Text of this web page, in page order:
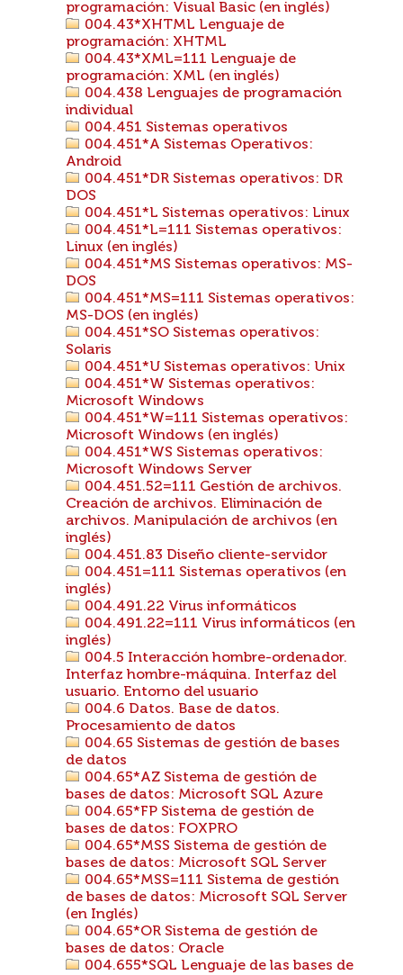
programación: Visual Basic (en inglés)
004.43*XHTML Lenguaje de
programación: XHTML
004.43*XML=111 Lenguaje de
programación: XML (en inglés)
004.438 Lenguajes de programación
individual
004.451 Sistemas operativos
004.451*A Sistemas Operativos:
Android
004.451*DR Sistemas operativos: DR
DOS
004.451*L Sistemas operativos: Linux
004.451*L=111 Sistemas operativos:
Linux (en inglés)
004.451*MS Sistemas operativos: MS-
DOS
004.451*MS=111 Sistemas operativos:
MS-DOS (en inglés)
004.451*SO Sistemas operativos:
Solaris
004.451*U Sistemas operativos: Unix
004.451*W Sistemas operativos:
Microsoft Windows
004.451*W=111 Sistemas operativos:
Microsoft Windows (en inglés)
004.451*WS Sistemas operativos:
Microsoft Windows Server
004.451.52=111 Gestión de archivos.
Creación de archivos. Eliminación de
archivos. Manipulación de archivos (en
inglés)
004.451.83 Diseño cliente-servidor
004.451=111 Sistemas operativos (en
inglés)
004.491.22 Virus informáticos
004.491.22=111 Virus informáticos (en
inglés)
004.5 Interacción hombre-ordenador.
Interfaz hombre-máquina. Interfaz del
usuario. Entorno del usuario
004.6 Datos. Base de datos.
Procesamiento de datos
004.65 Sistemas de gestión de bases
de datos
004.65*AZ Sistema de gestión de
bases de datos: Microsoft SQL Azure
004.65*FP Sistema de gestión de
bases de datos: FOXPRO
004.65*MSS Sistema de gestión de
bases de datos: Microsoft SQL Server
004.65*MSS=111 Sistema de gestión
de bases de datos: Microsoft SQL Server
(en Inglés)
004.65*OR Sistema de gestión de
bases de datos: Oracle
004.655*SQL Lenguaje de las bases de